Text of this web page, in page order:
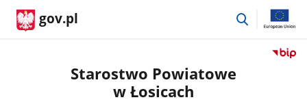
gov.pl
przejdź
Przejdź
Starostwo Powiatowe
w Łosicach